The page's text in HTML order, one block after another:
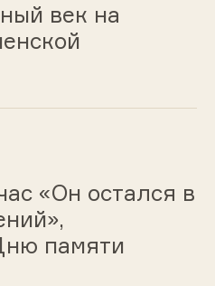
век на
«Он остался в
памяти